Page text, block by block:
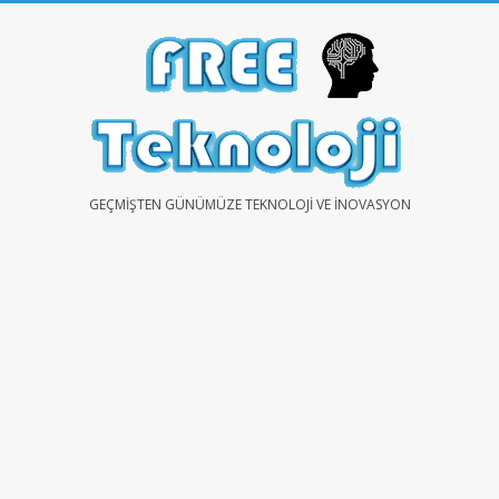
FREEGEÇMIŞTEN GÜNÜMÜZE TEKNOLOJI VE İNOVASYON